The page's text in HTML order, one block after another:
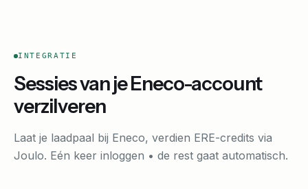
INTEGRATIE
Sessies van je Eneco-account
verzilveren
Laat je laadpaal bij Eneco, verdien ERE-credits via
Joulo. Eén keer inloggen • de rest gaat automatisch.